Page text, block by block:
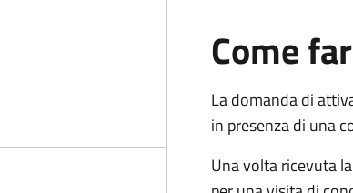
Come
La domanda di
in presenza di una
Una volta ricevuta